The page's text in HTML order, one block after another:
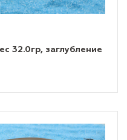
32.0гр, заглубление